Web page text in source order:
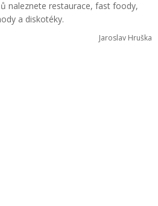
naleznete restaurace, fast foody,
a diskotéky.
Jaroslav Hruška